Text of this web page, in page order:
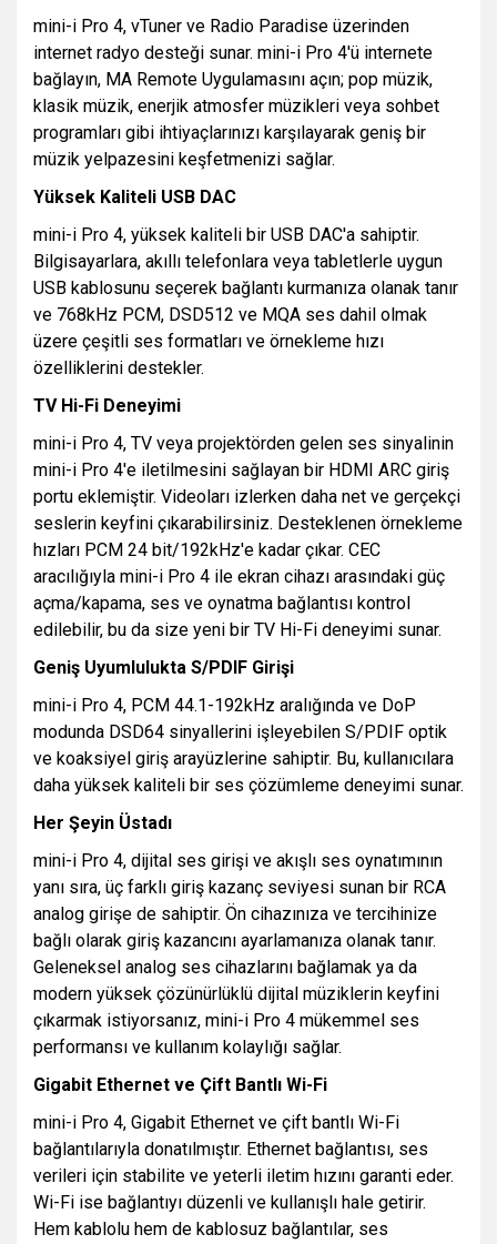
mini-i Pro 4, vTuner ve Radio Paradise üzerinden
internet radyo desteği sunar. mini-i Pro 4'ü internete
bağlayın, MA Remote Uygulamasını açın; pop müzik,
klasik müzik, enerjik atmosfer müzikleri veya sohbet
programları gibi ihtiyaçlarınızı karşılayarak geniş bir
müzik yelpazesini keşfetmenizi sağlar.
Yüksek Kaliteli USB DAC
mini-i Pro 4, yüksek kaliteli bir USB DAC'a sahiptir.
Bilgisayarlara, akıllı telefonlara veya tabletlerle uygun
USB kablosunu seçerek bağlantı kurmanıza olanak tanır
ve 768kHz PCM, DSD512 ve MQA ses dahil olmak
üzere çeşitli ses formatları ve örnekleme hızı
özelliklerini destekler.
TV Hi-Fi Deneyimi
mini-i Pro 4, TV veya projektörden gelen ses sinyalinin
mini-i Pro 4'e iletilmesini sağlayan bir HDMI ARC giriş
portu eklemiştir. Videoları izlerken daha net ve gerçekçi
seslerin keyfini çıkarabilirsiniz. Desteklenen örnekleme
hızları PCM 24 bit/192kHz'e kadar çıkar. CEC
aracılığıyla mini-i Pro 4 ile ekran cihazı arasındaki güç
açma/kapama, ses ve oynatma bağlantısı kontrol
edilebilir, bu da size yeni bir TV Hi-Fi deneyimi sunar.
Geniş Uyumlulukta S/PDIF Girişi
mini-i Pro 4, PCM 44.1-192kHz aralığında ve DoP
modunda DSD64 sinyallerini işleyebilen S/PDIF optik
ve koaksiyel giriş arayüzlerine sahiptir. Bu, kullanıcılara
daha yüksek kaliteli bir ses çözümleme deneyimi sunar.
Her Şeyin Üstadı
mini-i Pro 4, dijital ses girişi ve akışlı ses oynatımının
yanı sıra, üç farklı giriş kazanç seviyesi sunan bir RCA
analog girişe de sahiptir. Ön cihazınıza ve tercihinize
bağlı olarak giriş kazancını ayarlamanıza olanak tanır.
Geleneksel analog ses cihazlarını bağlamak ya da
modern yüksek çözünürlüklü dijital müziklerin keyfini
çıkarmak istiyorsanız, mini-i Pro 4 mükemmel ses
performansı ve kullanım kolaylığı sağlar.
Gigabit Ethernet ve Çift Bantlı Wi-Fi
mini-i Pro 4, Gigabit Ethernet ve çift bantlı Wi-Fi
bağlantılarıyla donatılmıştır. Ethernet bağlantısı, ses
verileri için stabilite ve yeterli iletim hızını garanti eder.
Wi-Fi ise bağlantıyı düzenli ve kullanışlı hale getirir.
Hem kablolu hem de kablosuz bağlantılar, ses